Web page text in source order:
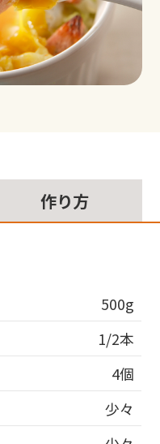
作り方
500g
1/2本
4個
少々